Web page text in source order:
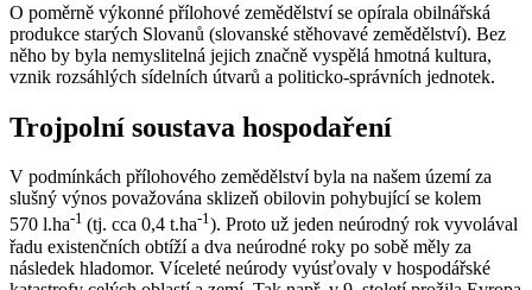
O poměrně výkonné přílohové zemědělství se opírala obilnářská
produkce starých Slovanů (slovanské stěhovavé zemědělství). Bez
něho by byla nemyslitelná jejich značně vyspělá hmotná kultura,
vznik rozsáhlých sídelních útvarů a politicko-správních jednotek.
Trojpolní soustava hospodaření
V podmínkách přílohového zemědělství byla na našem území za
slušný výnos považována sklizeň obilovin pohybující se kolem
570 l.ha-1 (tj. cca 0,4 t.ha-1). Proto už jeden neúrodný rok vyvolával
řadu existenčních obtíží a dva neúrodné roky po sobě měly za
následek hladomor. Víceleté neúrody vyúsťovaly v hospodářské